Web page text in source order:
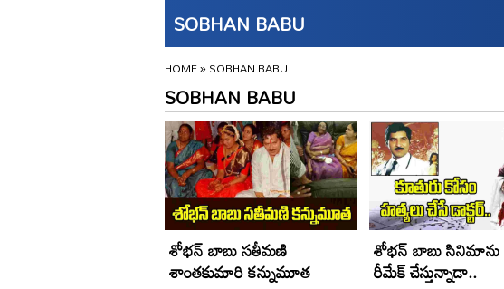
SOBHAN BABU
HOME»SOBHAN BABU
SOBHAN BABU
శోభన్ బాబు సతీమణి
శాంతకుమారి కన్నుమూత
శోభన్ బాబు సినిమాను
రీమేక్ చేస్తున్నాడా..